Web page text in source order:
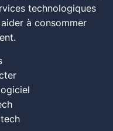
technologiques
à consommer